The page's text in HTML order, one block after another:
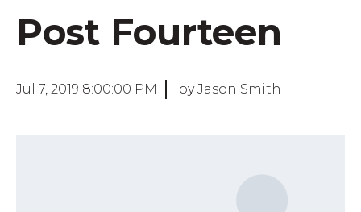
Post Fourteen
Jul 7, 2019 8:00:00 PM by Jason Smith